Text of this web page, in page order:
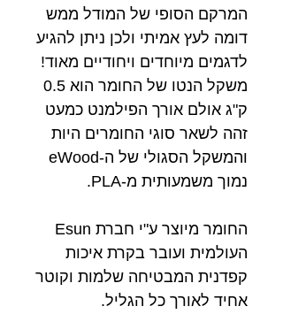
המרקם הסופי של המודל ממש
דומה לעץ אמיתי ולכן ניתן להגיע
לדגמים מיוחדים ויחודיים מאוד!
משקל הנטו של החומר הוא 0.5
ק"ג אולם אורך הפילמנט כמעט
זהה לשאר סוגי החומרים היות
והמשקל הסגולי של ה-eWood
נמוך משמעותית מ-PLA.
החומר מיוצר ע"י חברת Esun
העולמית ועובר בקרת איכות
קפדנית המבטיחה שלמות וקוטר
אחיד לאורך כל הגליל.